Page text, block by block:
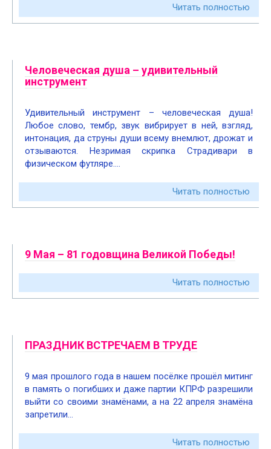
Читать полностью
Человеческая душа – удивительный
инструмент
Удивительный инструмент – человеческая душа!
Любое слово, тембр, звук вибрирует в ней, взгляд,
интонация, да струны души всему внемлют, дрожат и
отзываются. Незримая скрипка Страдивари в
физическом футляре….
Читать полностью
9 Мая – 81 годовщина Великой Победы!
Читать полностью
ПРАЗДНИК ВСТРЕЧАЕМ В ТРУДЕ
9 мая прошлого года в нашем посёлке прошёл митинг
в память о погибших и даже партии КПРФ разрешили
выйти со своими знамёнами, а на 22 апреля знамёна
запретили…
Читать полностью